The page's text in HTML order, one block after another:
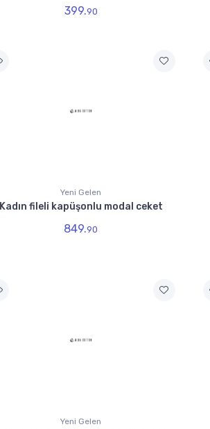
399.90
Yeni Gelen
Kadın fileli kapüşonlu modal ceket
849.90
Yeni Gelen